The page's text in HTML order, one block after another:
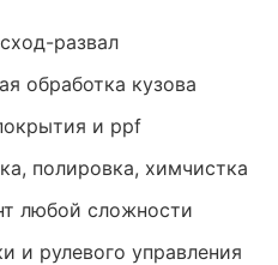
развал
обработка кузова
и ppf
полировка, химчистка
любой сложности
и рулевого управления